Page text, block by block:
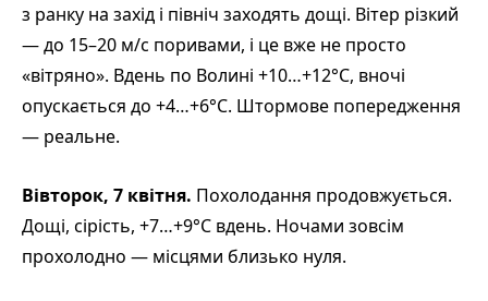
з ранку на захід і північ заходять дощі. Вітер різкий
— до 15–20 м/с поривами, і це вже не просто
«вітряно». Вдень по Волині +10…+12°С, вночі
опускається до +4…+6°С. Штормове попередження
— реальне.
Вівторок, 7 квітня. Похолодання продовжується.
Дощі, сірість, +7…+9°С вдень. Ночами зовсім
прохолодно — місцями близько нуля.